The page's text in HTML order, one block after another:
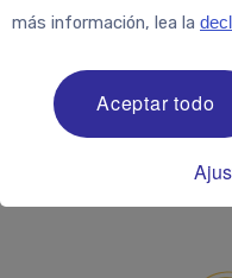
más información, lea la
Aceptar todo